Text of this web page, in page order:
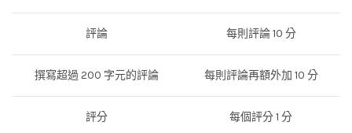
評論 每則評論 10 分
撰寫超過 200 字元的評論 每則評論再額外加 10 分
評分 每個評分 1 分